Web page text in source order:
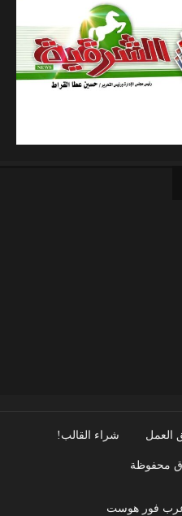
العمل شراء القالب!
محفوظة
فور هوست